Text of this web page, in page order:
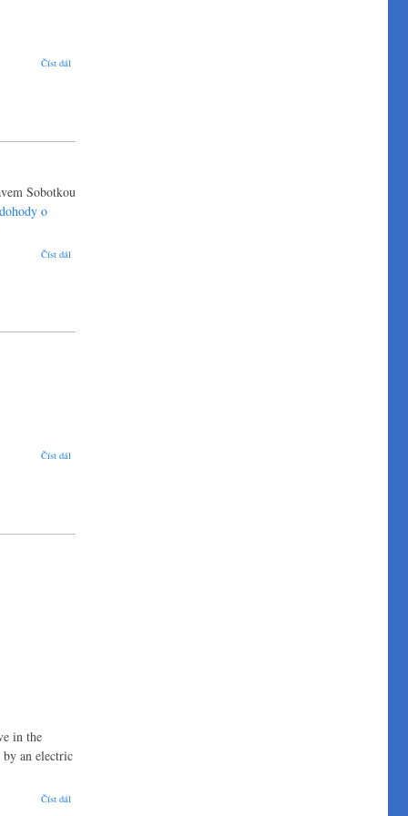
Číst dál
Sobotkou
o
Číst dál
Číst dál
in the
an electric
Číst dál